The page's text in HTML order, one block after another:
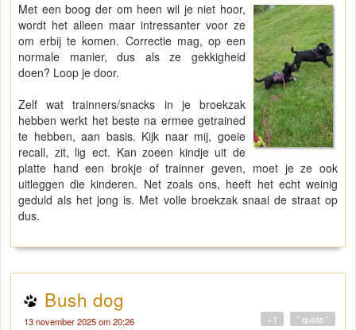
Met een boog der om heen wil je niet hoor,
wordt het alleen maar intressanter voor ze
om erbij te komen. Correctie mag, op een
normale manier, dus als ze gekkigheid
doen? Loop je door.
Zelf wat trainners/snacks in je broekzak
hebben werkt het beste na ermee getrained
te hebben, aan basis. Kijk naar mij, goeie
recall, zit, lig ect. Kan zoeen kindje uit de
platte hand een brokje of trainner geven, moet je ze ook
uitleggen die kinderen. Net zoals ons, heeft het echt weinig
geduld als het jong is. Met volle broekzak snaai de straat op
dus.
Bush dog
13 november 2025 om 20:26 " quote "
+1